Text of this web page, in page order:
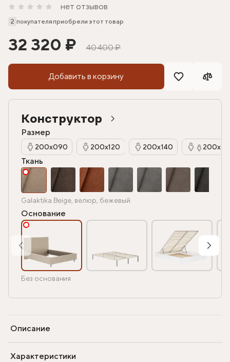
нет отзывов
2 покупателя приобрели этот товар
32 320 ₽ 40 400 ₽
Добавить в корзину
Конструктор
Размер
200х090 200х120 200х140
Ткань
Galaktika Beige, велюр, бежевый
Основание
Без основания
Описание
Характеристики